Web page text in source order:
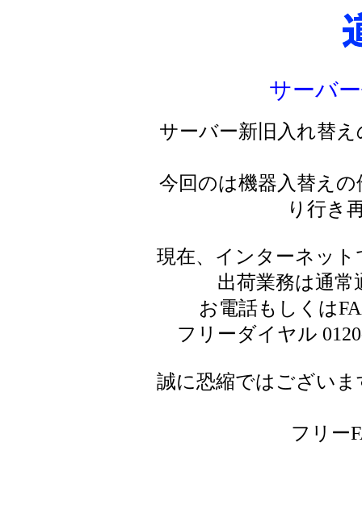
サーバ
サーバー新旧入れ替
今回のは機器入替え
り行き
現在、インターネッ
出荷業務は通
お電話もしくは
フリーダイヤル
誠に恐縮ではござい
フリー